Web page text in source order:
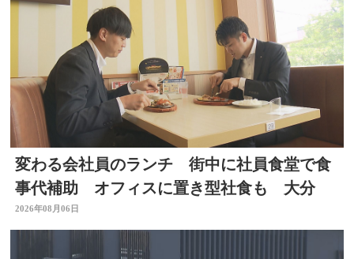
変わる会社員のランチ 街中に社員食堂で食
事代補助 オフィスに置き型社食も 大分
2026年08月06日